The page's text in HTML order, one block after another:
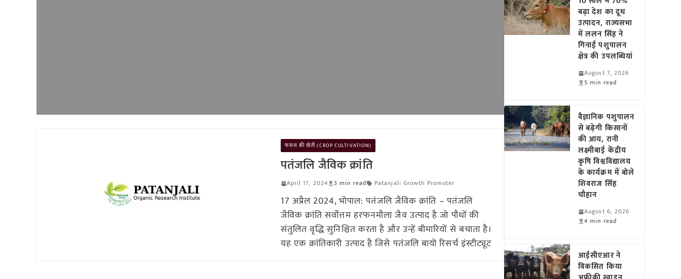
फसल की खेती (CROP CULTIVATION)
पतंजलि जैविक क्रांति
April 17, 2024 3 min read Patanjali Growth Promoter
17 अप्रैल 2024, भोपाल: पतंजलि जैविक क्रांति – पतंजलि
जैविक क्रांति सर्वोत्तम हरफनमौला जैव उत्पाद है जो पौधों की
संतुलित वृद्धि सुनिश्चित करता है और उन्हें बीमारियों से बचाता है।
यह एक क्रांतिकारी उत्पाद है जिसे पतंजलि बायो रिसर्च इंस्टीट्यूट
बढ़ा देश का दूध
उत्पादन, राज्यसभा
में ललन सिंह ने
गिनाईं पशुपालन
क्षेत्र की उपलब्धियां
August 7, 2026
5 min read
वैज्ञानिक पशुपालन
से बढ़ेगी किसानों
की आय, रानी
लक्ष्मीबाई केंद्रीय
कृषि विश्वविद्यालय
के कार्यक्रम में बोले
शिवराज सिंह
चौहान
August 6, 2026
4 min read
आईसीएआर ने
विकसित किया